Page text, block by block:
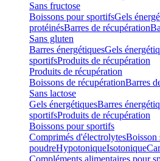
Sans fructose
Boissons pour sportifsGels
protéinésBarres de récupération
Sans gluten
Barres énergétiquesGels
sportifsProduits de récupération
Produits de récupération
Boissons de récupérationBarres
Sans lactose
Gels énergétiquesBarres
sportifsProduits de récupération
Boissons pour sportifs
Comprimés d'électrolytesBoisson
poudreHypotoniqueIsotonique
Compléments alimentaires pour